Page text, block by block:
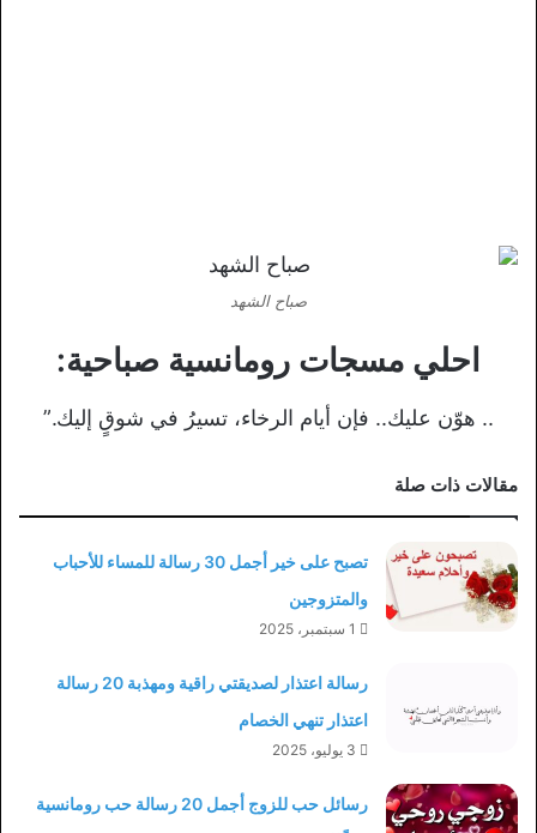
صباح الشهد
احلي مسجات رومانسية صباحية:
.. هوّن عليك.. فإن أيام الرخاء، تسيرُ في شوقٍ إليك.”
مقالات ذات صلة
تصبح على خير أجمل 30 رسالة للمساء للأحباب
والمتزوجين
1 سبتمبر، 2025
رسالة اعتذار لصديقتي راقية ومهذبة 20 رسالة
اعتذار تنهي الخصام
3 يوليو، 2025
رسائل حب للزوج أجمل 20 رسالة حب رومانسية